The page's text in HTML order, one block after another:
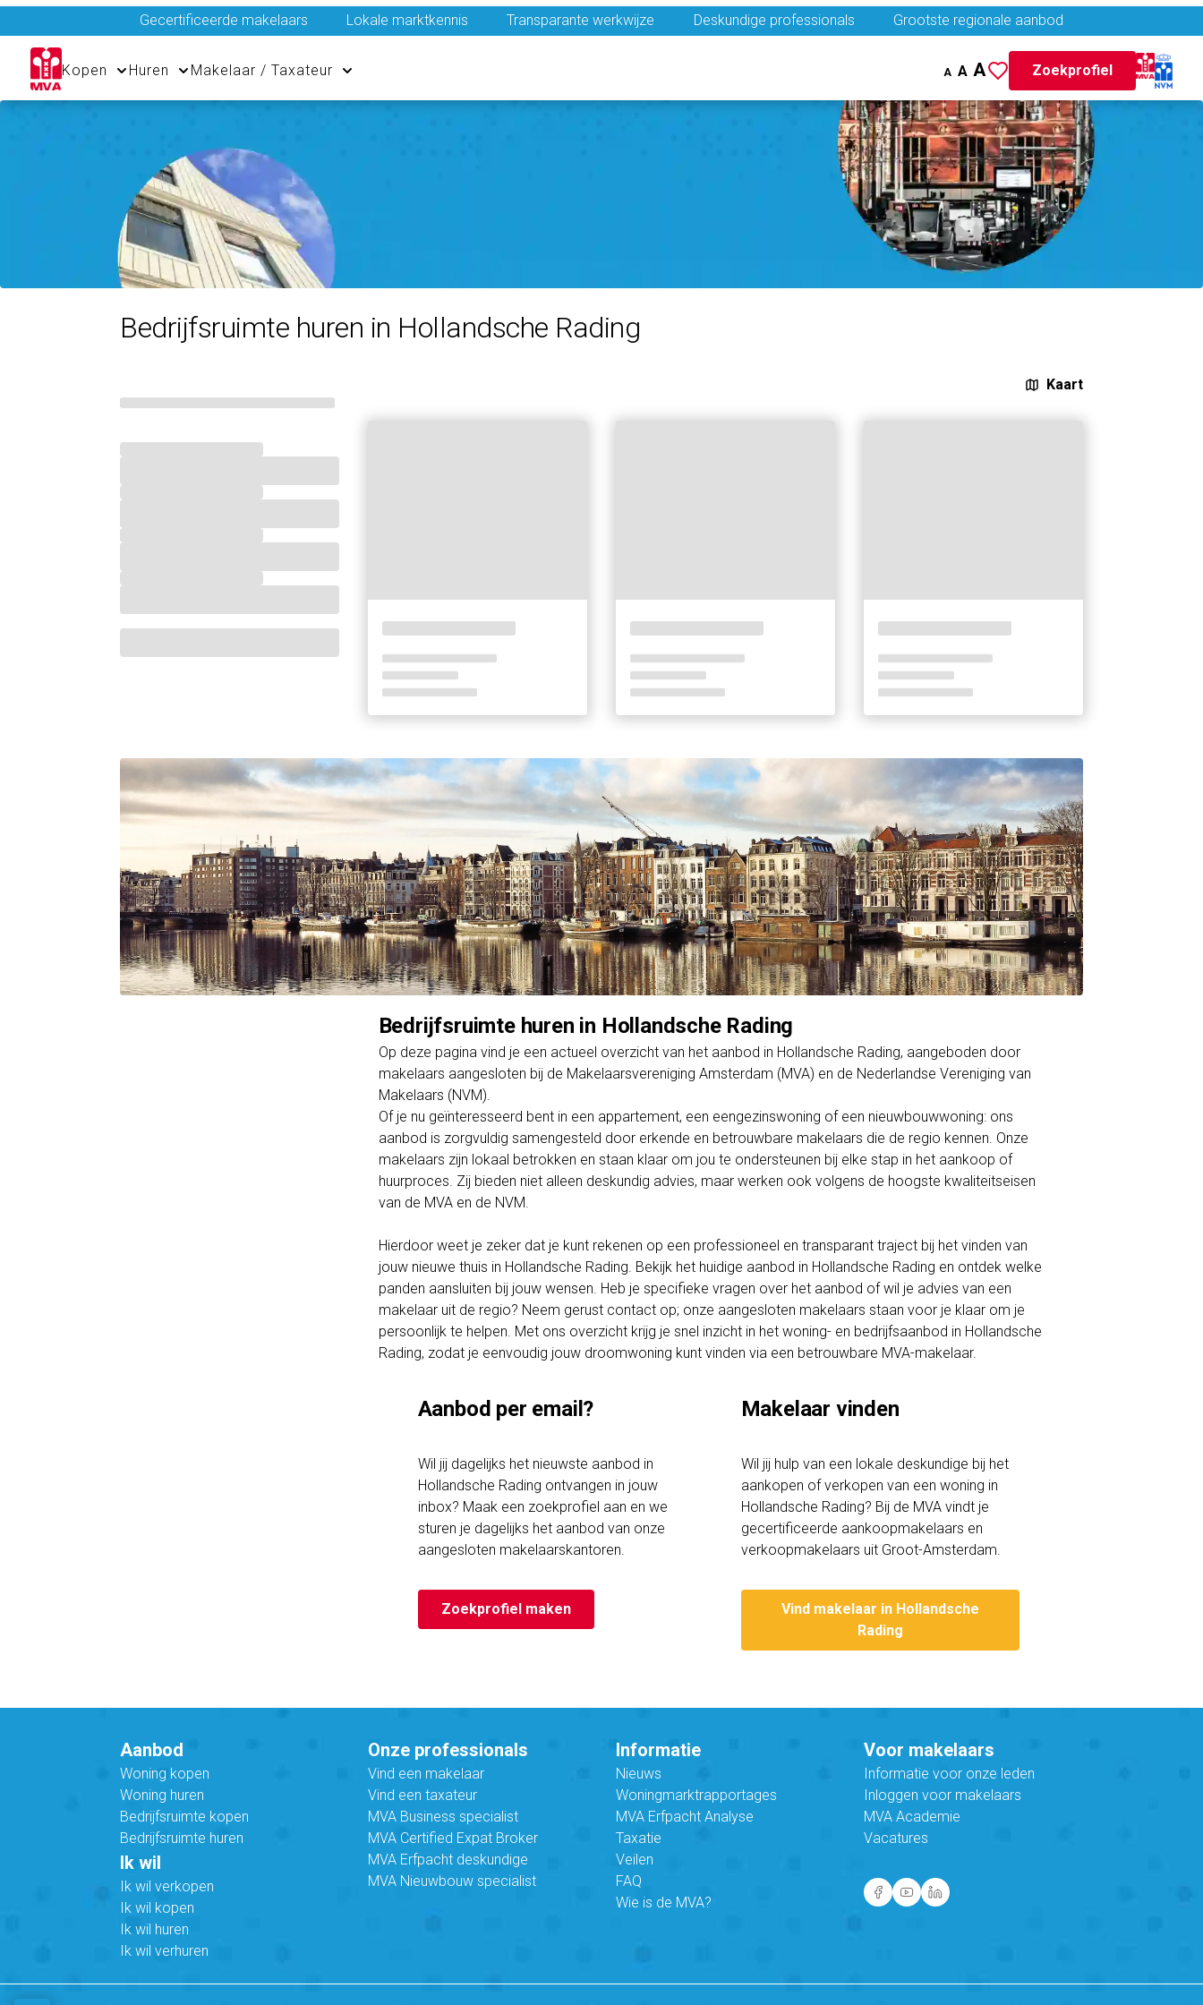
Gecertificeerde makelaars Lokale marktkennis Transparante werkwijze Deskundige professionals Grootste regionale aanbod
Kopen Huren Makelaar / Taxateur A A A Zoekprofiel
Bedrijfsruimte huren in Hollandsche Rading
Kaart
Bedrijfsruimte huren in Hollandsche Rading
Op deze pagina vind je een actueel overzicht van het aanbod in Hollandsche Rading, aangeboden door
makelaars aangesloten bij de Makelaarsvereniging Amsterdam (MVA) en de Nederlandse Vereniging van
Makelaars (NVM).
Of je nu geïnteresseerd bent in een appartement, een eengezinswoning of een nieuwbouwwoning: ons
aanbod is zorgvuldig samengesteld door erkende en betrouwbare makelaars die de regio kennen. Onze
makelaars zijn lokaal betrokken en staan klaar om jou te ondersteunen bij elke stap in het aankoop of
huurproces. Zij bieden niet alleen deskundig advies, maar werken ook volgens de hoogste kwaliteitseisen
van de MVA en de NVM.
Hierdoor weet je zeker dat je kunt rekenen op een professioneel en transparant traject bij het vinden van
jouw nieuwe thuis in Hollandsche Rading. Bekijk het huidige aanbod in Hollandsche Rading en ontdek welke
panden aansluiten bij jouw wensen. Heb je specifieke vragen over het aanbod of wil je advies van een
makelaar uit de regio? Neem gerust contact op; onze aangesloten makelaars staan voor je klaar om je
persoonlijk te helpen. Met ons overzicht krijg je snel inzicht in het woning- en bedrijfsaanbod in Hollandsche
Rading, zodat je eenvoudig jouw droomwoning kunt vinden via een betrouwbare MVA-makelaar.
Aanbod per email?
Wil jij dagelijks het nieuwste aanbod in
Hollandsche Rading ontvangen in jouw
inbox? Maak een zoekprofiel aan en we
sturen je dagelijks het aanbod van onze
aangesloten makelaarskantoren.
Zoekprofiel maken
Makelaar vinden
Wil jij hulp van een lokale deskundige bij het
aankopen of verkopen van een woning in
Hollandsche Rading? Bij de MVA vindt je
gecertificeerde aankoopmakelaars en
verkoopmakelaars uit Groot-Amsterdam.
Vind makelaar in Hollandsche
Rading
Aanbod
Woning kopen
Woning huren
Bedrijfsruimte kopen
Bedrijfsruimte huren
Ik wil
Ik wil verkopen
Ik wil kopen
Ik wil huren
Ik wil verhuren
Onze professionals
Vind een makelaar
Vind een taxateur
MVA Business specialist
MVA Certified Expat Broker
MVA Erfpacht deskundige
MVA Nieuwbouw specialist
Informatie
Nieuws
Woningmarktrapportages
MVA Erfpacht Analyse
Taxatie
Veilen
FAQ
Wie is de MVA?
Voor makelaars
Informatie voor onze leden
Inloggen voor makelaars
MVA Academie
Vacatures